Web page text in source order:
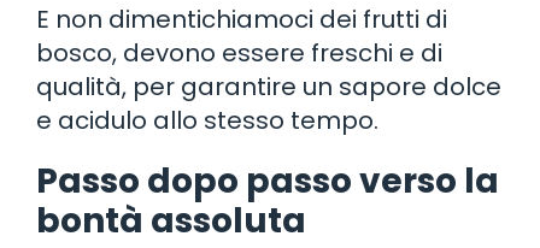
E non dimentichiamoci dei frutti di
bosco, devono essere freschi e di
qualità, per garantire un sapore dolce
e acidulo allo stesso tempo.
Passo dopo passo verso la
bontà assoluta